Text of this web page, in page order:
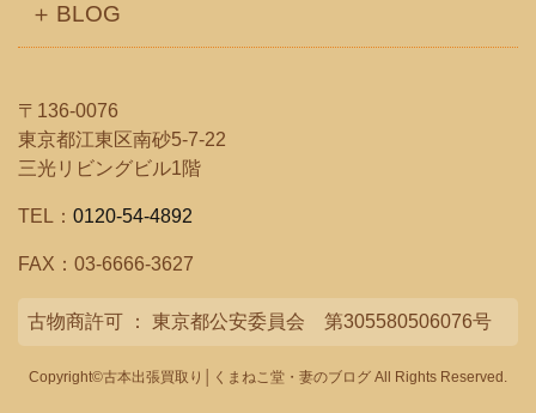
BLOG
〒136-0076
東京都江東区南砂5-7-22
三光リビングビル1階
TEL： 0120-54-4892
FAX：03-6666-3627
古物商許可 ： 東京都公安委員会 第305580506076号
Copyright©古本出張買取り│くまねこ堂・妻のブログ All Rights Reserved.